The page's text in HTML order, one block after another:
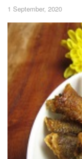
1 September, 2020